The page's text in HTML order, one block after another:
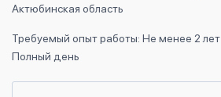
Актюбинская область
Требуемый опыт работы: Не менее 2 лет
Полный день